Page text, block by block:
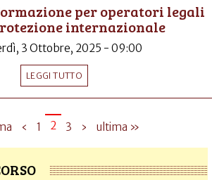
per operatori legali
internazionale
3 Ottobre, 2025 - 09:00
LEGGI TUTTO
‹ 1 2 3 › ultima »